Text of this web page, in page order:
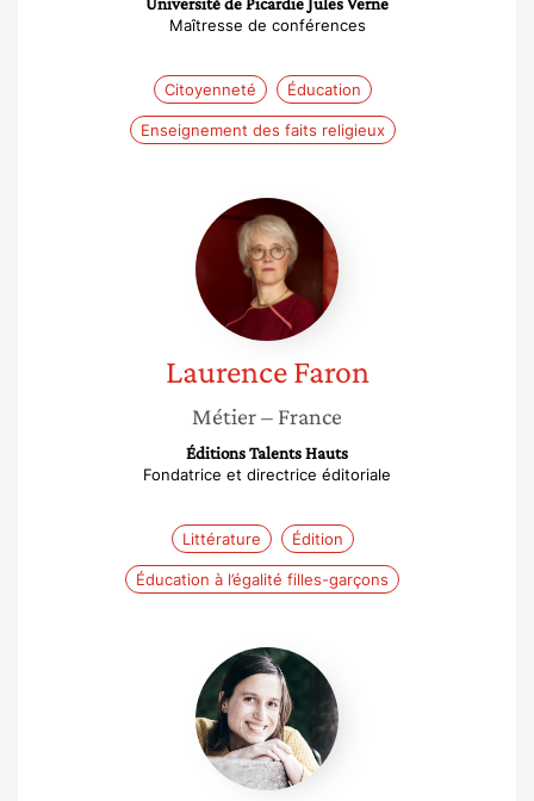
Maîtresse de conférences
Citoyenneté Éducation
Enseignement des faits religieux
Laurence
Faron
Laurence Faron
Métier– France
Éditions Talents Hauts
Fondatrice et directrice éditoriale
Littérature Édition
Éducation à l’égalité filles-garçons
Sarah
Sauquet